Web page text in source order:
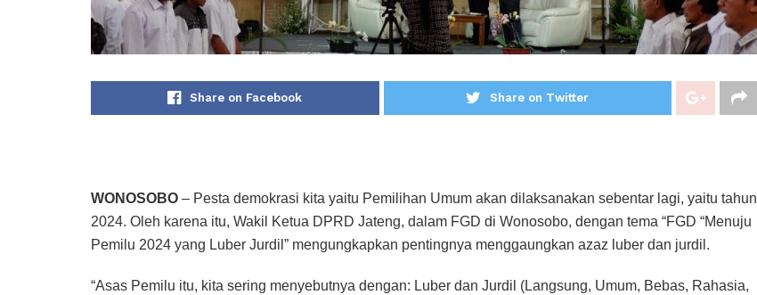
Share on Facebook Share on Twitter
WONOSOBO – Pesta demokrasi kita yaitu Pemilihan Umum akan dilaksanakan sebentar lagi, yaitu tahun
2024. Oleh karena itu, Wakil Ketua DPRD Jateng, dalam FGD di Wonosobo, dengan tema “FGD “Menuju
Pemilu 2024 yang Luber Jurdil” mengungkapkan pentingnya menggaungkan azaz luber dan jurdil.
“Asas Pemilu itu, kita sering menyebutnya dengan: Luber dan Jurdil (Langsung, Umum, Bebas, Rahasia,